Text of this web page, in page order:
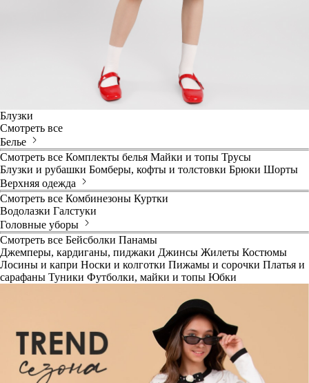
Блузки
Смотреть все
Белье
Смотреть все Комплекты белья Майки и топы Трусы
Блузки и рубашки Бомберы, кофты и толстовки Брюки Шорты
Верхняя одежда
Смотреть все Комбинезоны Куртки
Водолазки Галстуки
Головные уборы
Смотреть все Бейсболки Панамы
Джемперы, кардиганы, пиджаки Джинсы Жилеты Костюмы
Лосины и капри Носки и колготки Пижамы и сорочки Платья и
сарафаны Туники Футболки, майки и топы Юбки